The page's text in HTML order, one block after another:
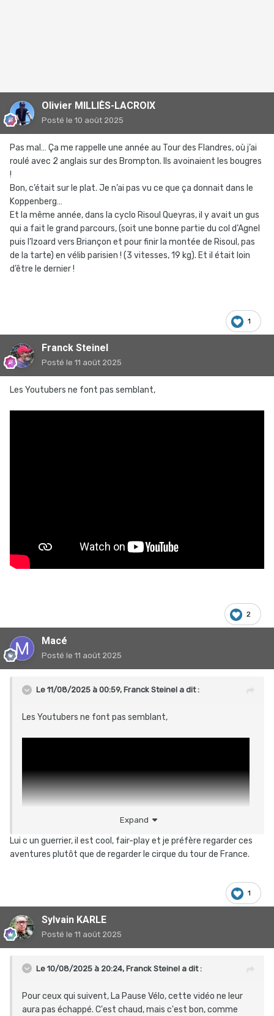
Olivier MILLIÈS-LACROIX
Posté le 10 août 2025
Pas mal… Ça me rappelle une année au Tour des Flandres, où j’ai
roulé avec 2 anglais sur des Brompton. Ils avoinaient les bougres
!
Bon, c’était sur le plat. Je n’ai pas vu ce que ça donnait dans le
Koppenberg…
Et la même année, dans la cyclo Risoul Queyras, il y avait un gus
qui a fait le grand parcours, (soit une bonne partie du col d’Agnel
puis l’Izoard vers Briançon et pour finir la montée de Risoul, pas
de la tarte) en vélib parisien ! (3 vitesses, 19 kg). Et il était loin
d’être le dernier !
1
Franck Steinel
Posté le 11 août 2025
Les Youtubers ne font pas semblant,
2
Macé
Posté le 11 août 2025
Le 11/08/2025 à 00:59, Franck Steinel a dit :
Les Youtubers ne font pas semblant,
Expand
Lui c un guerrier, il est cool, fair-play et je préfère regarder ces
aventures plutôt que de regarder le cirque du tour de France.
1
Sylvain KARLE
Posté le 11 août 2025
Le 10/08/2025 à 20:24, Franck Steinel a dit :
Pour ceux qui suivent, La Pause Vélo, cette vidéo ne leur
aura pas échappé. C'est chaud, mais c'est bon, comme